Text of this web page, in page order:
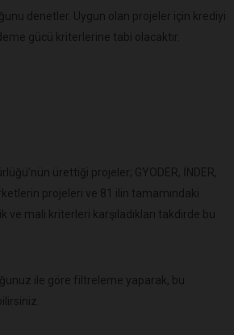
denetler. Uygun olan projeler için krediyi
gücü kriterlerine tabi olacaktır.
ürettiği projeler; GYODER, İNDER,
projeleri ve 81 ilin tamamındaki
mali kriterleri karşıladıkları takdirde bu
ile göre filtreleme yaparak, bu